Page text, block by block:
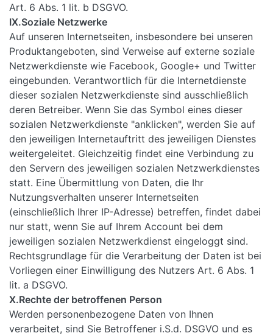
Art. 6 Abs. 1 lit. b DSGVO.
IX.Soziale Netzwerke
Auf unseren Internetseiten, insbesondere bei unseren
Produktangeboten, sind Verweise auf externe soziale
Netzwerkdienste wie Facebook, Google+ und Twitter
eingebunden. Verantwortlich für die Internetdienste
dieser sozialen Netzwerkdienste sind ausschließlich
deren Betreiber. Wenn Sie das Symbol eines dieser
sozialen Netzwerkdienste "anklicken", werden Sie auf
den jeweiligen Internetauftritt des jeweiligen Dienstes
weitergeleitet. Gleichzeitig findet eine Verbindung zu
den Servern des jeweiligen sozialen Netzwerkdienstes
statt. Eine Übermittlung von Daten, die Ihr
Nutzungsverhalten unserer Internetseiten
(einschließlich Ihrer IP-Adresse) betreffen, findet dabei
nur statt, wenn Sie auf Ihrem Account bei dem
jeweiligen sozialen Netzwerkdienst eingeloggt sind.
Rechtsgrundlage für die Verarbeitung der Daten ist bei
Vorliegen einer Einwilligung des Nutzers Art. 6 Abs. 1
lit. a DSGVO.
X.Rechte der betroffenen Person
Werden personenbezogene Daten von Ihnen
verarbeitet, sind Sie Betroffener i.S.d. DSGVO und es